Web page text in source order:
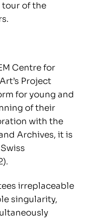
of the
Centre for
Project
for young and
of their
with the
Archives, it is
irreplaceable
singularity,